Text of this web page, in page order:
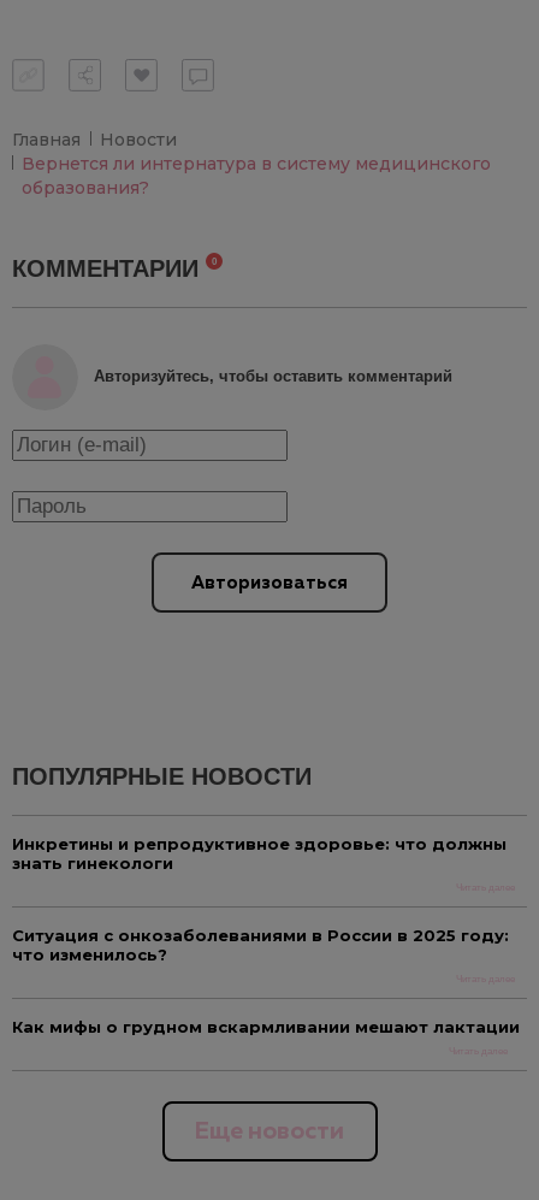
Главная
Новости
Вернется ли интернатура в систему медицинского
образования?
КОММЕНТАРИИ 0
Авторизуйтесь, чтобы оставить комментарий
Авторизоваться
ПОПУЛЯРНЫЕ НОВОСТИ
Инкретины и репродуктивное здоровье: что должны
знать гинекологи
Читать далее
Ситуация с онкозаболеваниями в России в 2025 году:
что изменилось?
Читать далее
Как мифы о грудном вскармливании мешают лактации
Читать далее
Еще новости